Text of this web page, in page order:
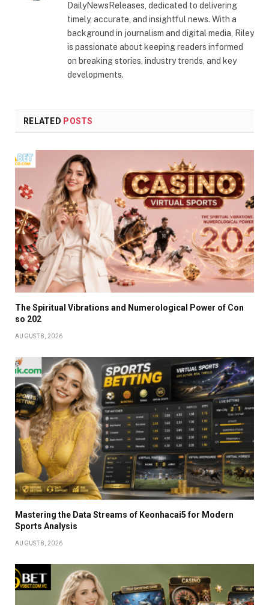
DailyNewsReleases, dedicated to delivering
timely, accurate, and insightful news. With a
background in journalism and digital media, Riley
is passionate about keeping readers informed
on breaking stories, industry trends, and key
developments.
RELATED POSTS
The Spiritual Vibrations and Numerological Power of Con
so 202
AUGUST 8, 2026
Mastering the Data Streams of Keonhacai5 for Modern
Sports Analysis
AUGUST 8, 2026